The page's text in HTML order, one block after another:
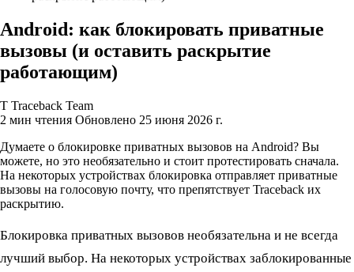
Android: как блокировать приватные
вызовы (и оставить раскрытие
работающим)
T Traceback Team
2 мин чтения Обновлено 25 июня 2026 г.
Думаете о блокировке приватных вызовов на Android? Вы
можете, но это необязательно и стоит протестировать сначала.
На некоторых устройствах блокировка отправляет приватные
вызовы на голосовую почту, что препятствует Traceback их
раскрытию.
Блокировка приватных вызовов необязательна и не всегда
лучший выбор. На некоторых устройствах заблокированные